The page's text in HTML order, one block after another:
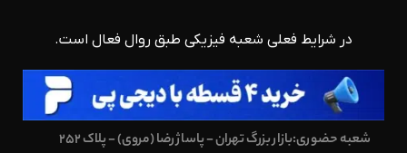
در شرایط فعلی شعبه فیزیکی طبق روال فعال است.
شعبه حضوری:بازار بزرگ تهران - پاساژ رضا (مروی) - پلاک 252